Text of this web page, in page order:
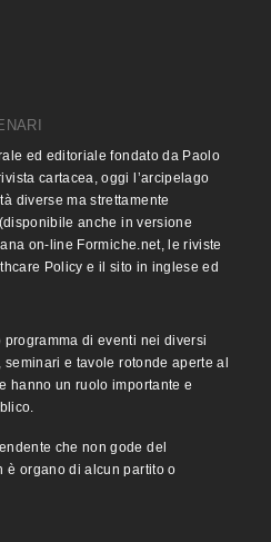
ed editoriale fondato da Paolo
cartacea, oggi l’arcipelago
diverse ma strettamente
anche in versione
on-line Formiche.net, le riviste
Policy e il sito in inglese ed
di eventi nei diversi
e tavole rotonde aperte al
hanno un ruolo importante e
che non gode del
è organo di alcun partito o